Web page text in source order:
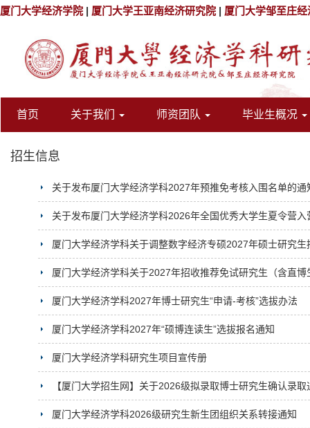
厦门大学经济学院 | 厦门大学王亚南经济研究院 | 厦门大学邹至庄
首页 关于我们 师资团队 毕业生概况
招生信息
关于发布厦门大学经济学科2027年预推免考核入围名单的通
关于发布厦门大学经济学科2026年全国优秀大学生夏令营入
厦门大学经济学科关于调整数字经济专硕2027年硕士研究
厦门大学经济学科关于2027年招收推荐免试研究生（含直
厦门大学经济学科2027年博士研究生“申请-考核”选拔办法
厦门大学经济学科2027年“硕博连读生”选拔报名通知
厦门大学经济学科研究生项目宣传册
【厦门大学招生网】关于2026级拟录取博士研究生确认录
厦门大学经济学科2026级研究生新生团组织关系转接通知